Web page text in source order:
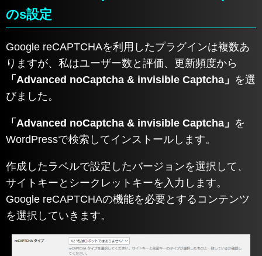
のs設定
Google reCAPTCHAを利用したプラグインは複数あ
りますが、私はユーザー数と評価、更新頻度から
「Advanced noCaptcha & invisible Captcha」 を選
びました。
「Advanced noCaptcha & invisible Captcha」 を
WordPressで検索してインストールします。
作成したラベルで設定したバージョンを選択して、
サイトキーとシークレットキーを入力します。
Google reCAPTCHAの機能を必要とするコンテンツ
を選択していきます。